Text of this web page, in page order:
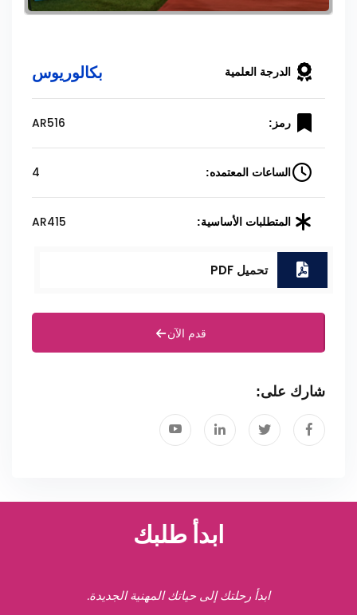
الدرجة العلمية بكالوريوس
رمز: AR516
الساعات المعتمده: 4
المتطلبات الأساسية: AR415
تحميل PDF
قدم الآن
شارك على:
ابدأ طلبك
ابدأ رحلتك إلى حياتك المهنية الجديدة.